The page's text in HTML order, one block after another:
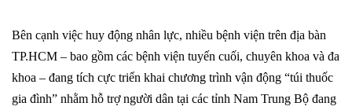
Bên cạnh việc huy động nhân lực, nhiều bệnh viện trên địa bàn
TP.HCM – bao gồm các bệnh viện tuyến cuối, chuyên khoa và đa
khoa – đang tích cực triển khai chương trình vận động “túi thuốc
gia đình” nhằm hỗ trợ người dân tại các tỉnh Nam Trung Bộ đang